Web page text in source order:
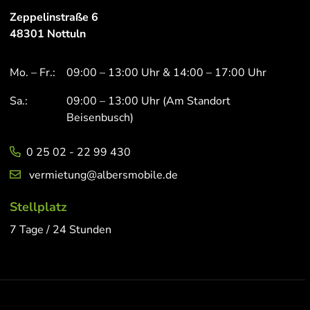
Zeppelinstraße 6
48301 Nottuln
Mo. – Fr.:
09:00 – 13:00 Uhr & 14:00 – 17:00 Uhr
Sa.:
09:00 – 13:00 Uhr (Am Standort
Beisenbusch)
0 25 02 - 22 99 430
vermietung@albersmobile.de
Stellplatz
7 Tage / 24 Stunden